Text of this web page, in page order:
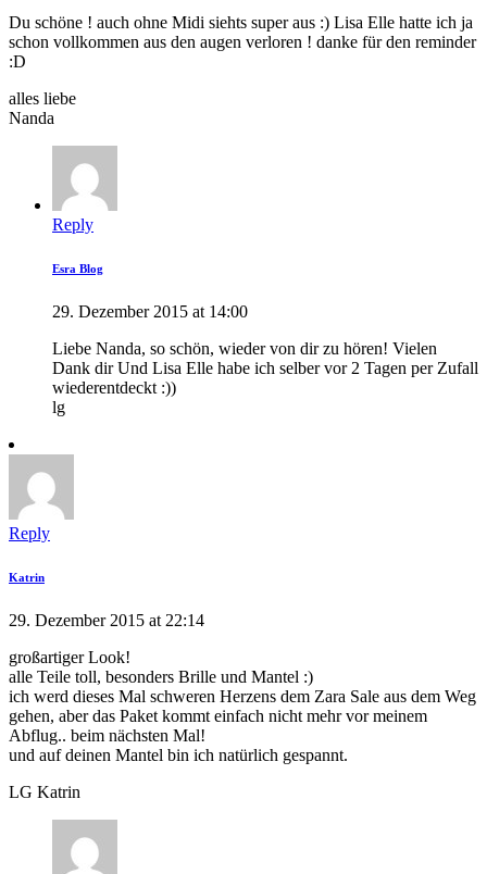
Du schöne ! auch ohne Midi siehts super aus :) Lisa Elle hatte ich ja
schon vollkommen aus den augen verloren ! danke für den reminder
:D
alles liebe
Nanda
Reply
Esra Blog
29. Dezember 2015 at 14:00
Liebe Nanda, so schön, wieder von dir zu hören! Vielen
Dank dir Und Lisa Elle habe ich selber vor 2 Tagen per Zufall
wiederentdeckt :))
lg
Reply
Katrin
29. Dezember 2015 at 22:14
großartiger Look!
alle Teile toll, besonders Brille und Mantel :)
ich werd dieses Mal schweren Herzens dem Zara Sale aus dem Weg
gehen, aber das Paket kommt einfach nicht mehr vor meinem
Abflug.. beim nächsten Mal!
und auf deinen Mantel bin ich natürlich gespannt.
LG Katrin